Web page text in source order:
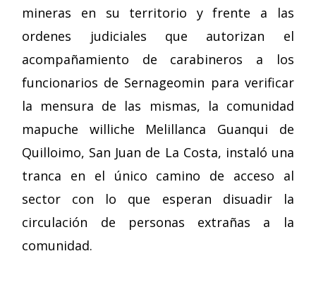
mineras en su territorio y frente a las
ordenes judiciales que autorizan el
acompañamiento de carabineros a los
funcionarios de Sernageomin para verificar
la mensura de las mismas, la comunidad
mapuche williche Melillanca Guanqui de
Quilloimo, San Juan de La Costa, instaló una
tranca en el único camino de acceso al
sector con lo que esperan disuadir la
circulación de personas extrañas a la
comunidad.